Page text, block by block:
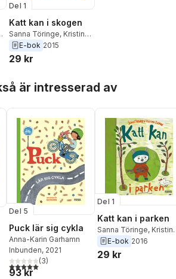
Del 1
Katt kan i skogen
Sanna Töringe, Kristina
Digman
E-bok 2015
29 kr
är intresserad av
Del 5
Puck lär sig cykla
Anna-Karin Garhamn
Inbunden, 2021
5,0utav 5 stjärnor. Totalt antal röster:
(3)
93 kr
Del 1
Katt kan i parken
Sanna Töringe,
Digman
E-bok 2016
29 kr